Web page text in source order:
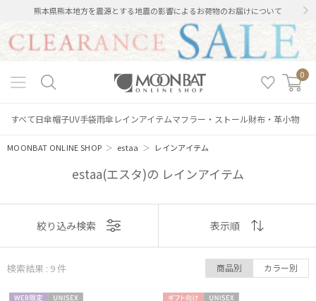
熊本県熊本地方を震源とする地震の影響によるお荷物のお届けについて
0
すべて日傘帽子UV手袋雨傘 レインアイテムマフラー・ストール財布・革小物
MOONBAT ONLINE SHOP ＞ estaa ＞ レインアイテム
estaa(エスタ)の レインアイテム
表示
おすすめ
絞り込み検索 表示順
検索結果 : 9件 商品別 カラー別